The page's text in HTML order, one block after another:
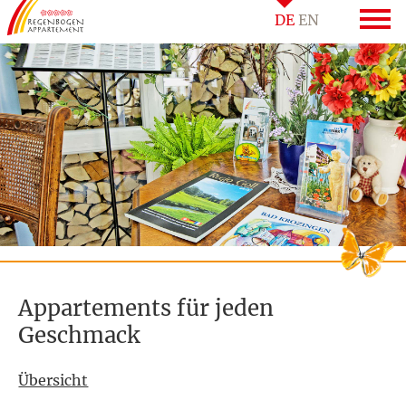
DE EN
Appartements für jeden
Geschmack
Übersicht